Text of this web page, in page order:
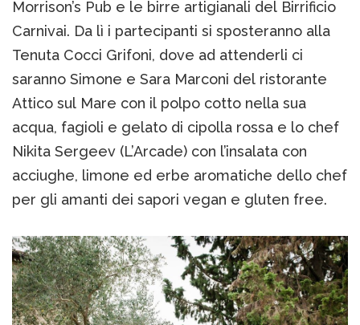
Morrison’s Pub e le birre artigianali del Birrificio
Carnivai. Da lì i partecipanti si sposteranno alla
Tenuta Cocci Grifoni, dove ad attenderli ci
saranno Simone e Sara Marconi del ristorante
Attico sul Mare con il polpo cotto nella sua
acqua, fagioli e gelato di cipolla rossa e lo chef
Nikita Sergeev (L’Arcade) con l’insalata con
acciughe, limone ed erbe aromatiche dello chef
per gli amanti dei sapori vegan e gluten free.